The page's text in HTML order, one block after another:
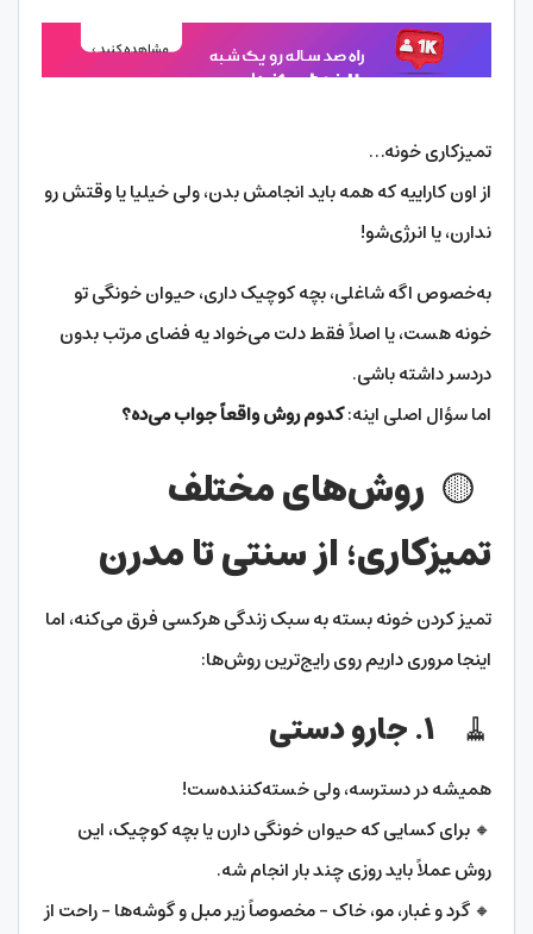
تمیزکاری خونه…
از اون کاراییه که همه باید انجامش بدن، ولی خیلیا یا وقتش رو
ندارن، یا انرژی‌شو!
به‌خصوص اگه شاغلی، بچه کوچیک داری، حیوان خونگی تو
خونه هست، یا اصلاً فقط دلت می‌خواد یه فضای مرتب بدون
دردسر داشته باشی.
اما سؤال اصلی اینه:کدوم روش واقعاً جواب می‌ده؟
🟡 روش‌های مختلف
تمیزکاری؛ از سنتی تا مدرن
تمیز کردن خونه بسته به سبک زندگی هرکسی فرق می‌کنه، اما
اینجا مروری داریم روی رایج‌ترین روش‌ها:
🧹 ۱. جارو دستی
همیشه در دسترسه، ولی خسته‌کننده‌ست!
🔸 برای کسایی که حیوان خونگی دارن یا بچه کوچیک، این
روش عملاً باید روزی چند بار انجام شه.
🔸 گرد و غبار، مو، خاک – مخصوصاً زیر مبل و گوشه‌ها – راحت از